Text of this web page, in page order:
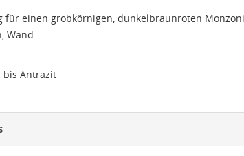
für einen grobkörnigen, dunkelbraunroten
Wand.
bis Antrazit